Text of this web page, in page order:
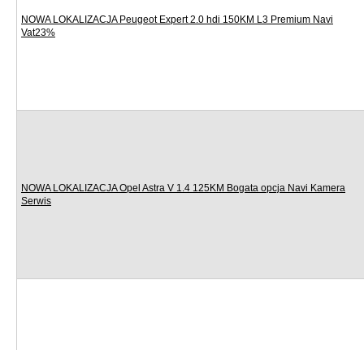
NOWA LOKALIZACJA Peugeot Expert 2.0 hdi 150KM L3 Premium Navi
Vat23%
NOWA LOKALIZACJA Opel Astra V 1.4 125KM Bogata opcja Navi Kamera
Serwis